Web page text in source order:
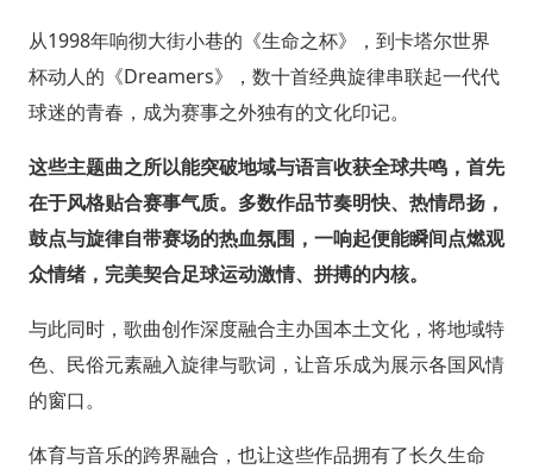
从1998年响彻大街小巷的《生命之杯》，到卡塔尔世界
杯动人的《Dreamers》，数十首经典旋律串联起一代代
球迷的青春，成为赛事之外独有的文化印记。
这些主题曲之所以能突破地域与语言收获全球共鸣，首先
在于风格贴合赛事气质。多数作品节奏明快、热情昂扬，
鼓点与旋律自带赛场的热血氛围，一响起便能瞬间点燃观
众情绪，完美契合足球运动激情、拼搏的内核。
与此同时，歌曲创作深度融合主办国本土文化，将地域特
色、民俗元素融入旋律与歌词，让音乐成为展示各国风情
的窗口。
体育与音乐的跨界融合，也让这些作品拥有了长久生命